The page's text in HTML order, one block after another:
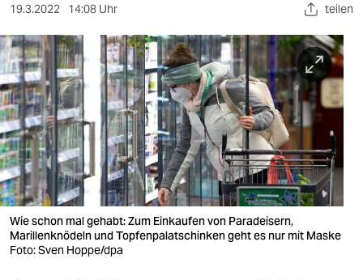
sport
berlin
nord
wahrheit
verlag
verlag
veranstaltungen
19.3.2022 14:08 Uhr teilen
Wie schon mal gehabt: Zum Einkaufen von Paradeisern,
Marillenknödeln und Topfenpalatschinken geht es nur mit Maske
Foto: Sven Hoppe/dpa